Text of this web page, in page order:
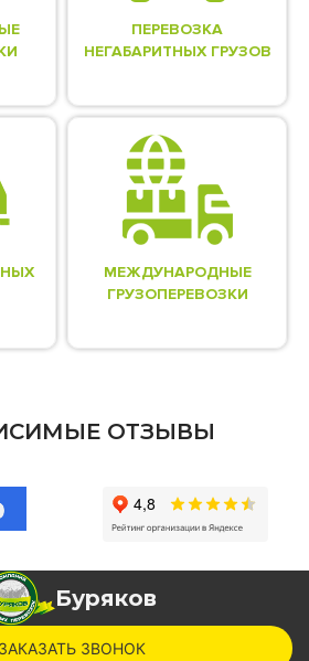
ПЕРЕВОЗКА
НЕГАБАРИТНЫХ ГРУЗОВ
МЕЖДУНАРОДНЫЕ
ГРУЗОПЕРЕВОЗКИ
ОТЗЫВЫ
Буряков
ЗАКАЗАТЬ ЗВОНОК